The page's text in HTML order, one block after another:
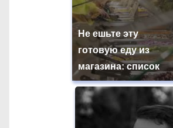
Не ешьте эту
готовую еду из
магазина: список